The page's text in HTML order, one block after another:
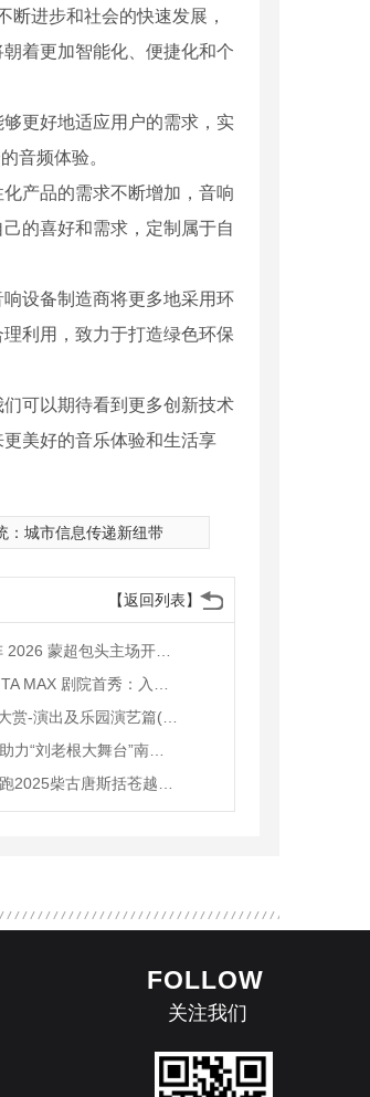
断进步和社会的快速发展，
着更加智能化、便捷化和个
更好地适应用户的需求，实
音频体验。
产品的需求不断增加，音响
的喜好和需求，定制属于自
设备制造商将更多地采用环
利用，致力于打造绿色环保
可以期待看到更多创新技术
美好的音乐体验和生活享
：城市信息传递新纽带
【返回列表】
FOLLOW
关注我们